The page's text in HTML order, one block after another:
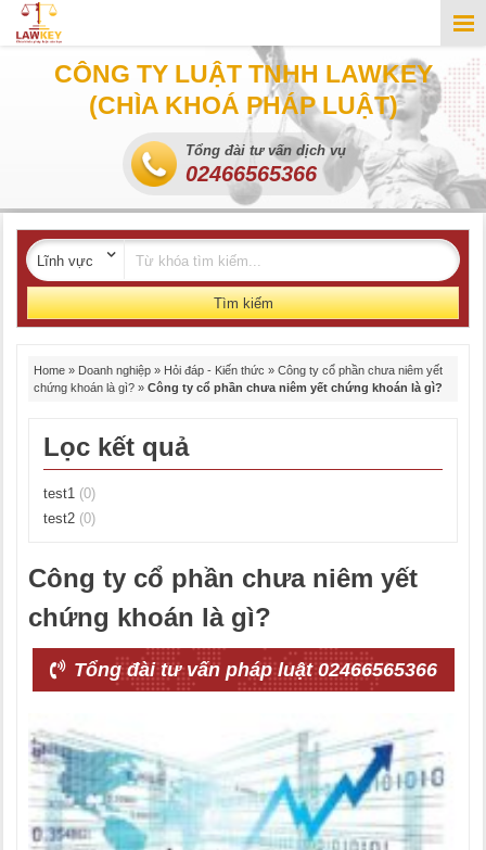
CÔNG TY LUẬT TNHH LAWKEY
(CHÌA KHOÁ PHÁP LUẬT)
Tổng đài tư vấn dịch vụ
02466565366
Tìm kiếm
Home » Doanh nghiệp » Hỏi đáp - Kiến thức » Công ty cổ phần chưa niêm yết
chứng khoán là gì? » Công ty cổ phần chưa niêm yết chứng khoán là gì?
Lọc kết quả
test1 (0)
test2 (0)
Công ty cổ phần chưa niêm yết
chứng khoán là gì?
Tổng đài tư vấn pháp luật 02466565366